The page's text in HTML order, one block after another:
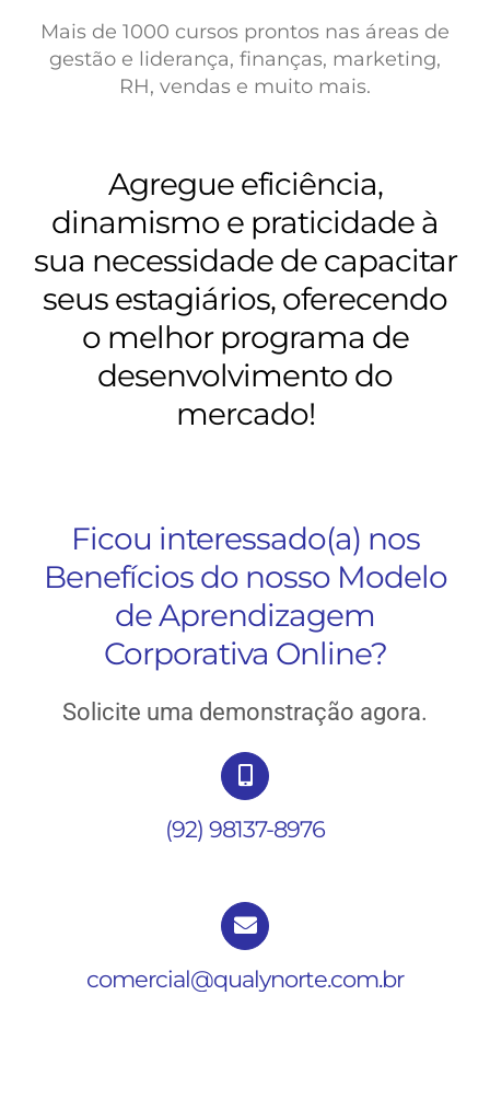
Mais de 1000 cursos prontos nas áreas de
gestão e liderança, finanças, marketing,
RH, vendas e muito mais.
Agregue eficiência,
dinamismo e praticidade à
sua necessidade de capacitar
seus estagiários, oferecendo
o melhor programa de
desenvolvimento do
mercado!
Ficou interessado(a) nos
Benefícios do nosso Modelo
de Aprendizagem
Corporativa Online?
Solicite uma demonstração agora.
(92) 98137-8976
comercial@qualynorte.com.br